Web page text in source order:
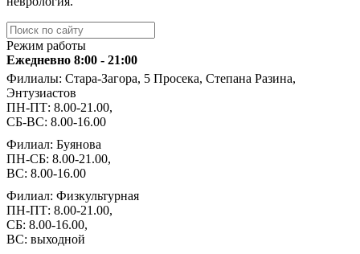
Режим работы
Ежедневно 8:00 - 21:00
Филиалы: Стара-Загора, 5 Просека, Степана Разина,
Энтузиастов
ПН-ПТ: 8.00-21.00,
СБ-ВС: 8.00-16.00
Филиал: Буянова
ПН-СБ: 8.00-21.00,
ВС: 8.00-16.00
Филиал: Физкультурная
ПН-ПТ: 8.00-21.00,
СБ: 8.00-16.00,
ВС: выходной